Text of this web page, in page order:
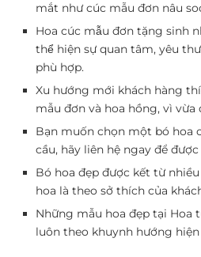
mắt như cúc mẫu đơn nâu
Hoa cúc mẫu đơn tặng sinh
thể hiện sự quan tâm, yêu
phù hợp.
Xu hướng mới khách hàng
mẫu đơn và hoa hồng, vì vừa
Bạn muốn chọn một bó hoa
cầu, hãy liên hệ ngay để
Bó hoa đẹp được kết từ
hoa là theo sở thích của
Những mẫu hoa đẹp tại Hoa
luôn theo khuynh hướng hiện